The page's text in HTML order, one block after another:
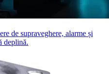
de supraveghere, alarme și
deplină.